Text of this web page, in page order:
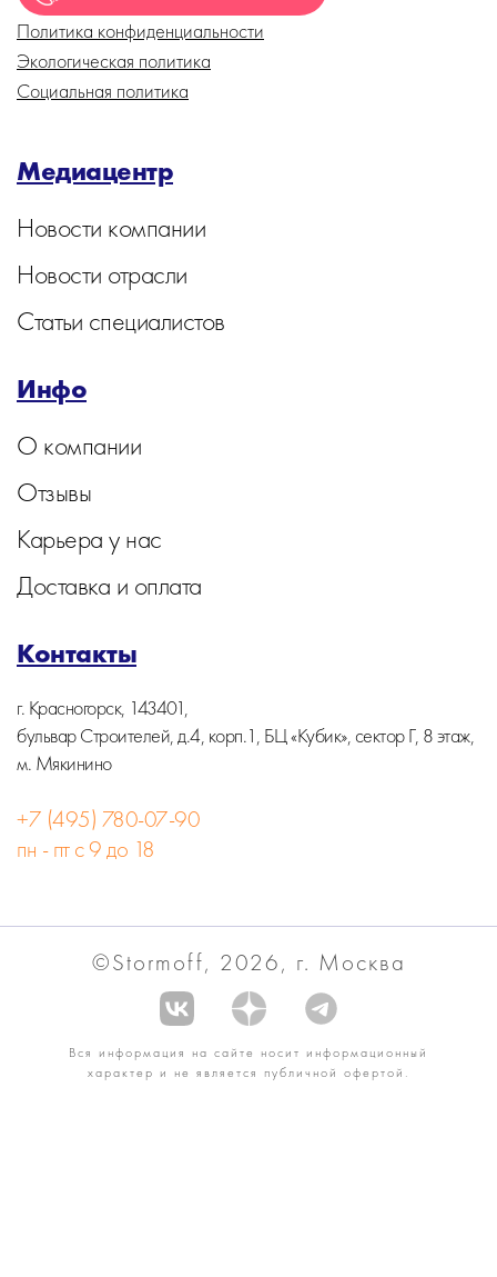
Политика конфиденциальности
Экологическая политика
Социальная политика
Медиацентр
Новости компании
Новости отрасли
Статьи специалистов
Инфо
О компании
Отзывы
Карьера у нас
Доставка и оплата
Контакты
г. Красногорск, 143401,
бульвар Строителей, д.4, корп.1, БЦ «Кубик», сектор Г, 8 этаж,
м. Мякинино
+7 (495) 780-07-90
пн - пт с 9 до 18
©Stormoff, 2026, г. Москва
Вся информация на сайте носит информационный
характер и не является публичной офертой.